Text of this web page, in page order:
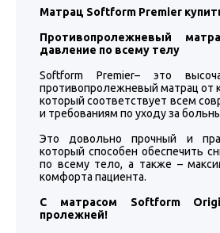
Матрац Softform Premier
Противопролежневый
давление по всему телу
Softform Premier– это
противопролежневый матрац от
который соответствует всем
и требованиям по уходу за
Это довольно прочный и
который способен обеспечить
по всему тело, а также –
комфорта пациента.
С матрасом Softform
пролежней!